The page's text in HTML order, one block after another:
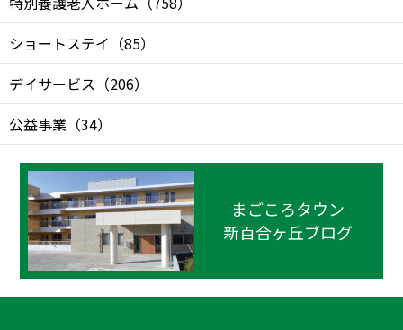
ショートステイ （85）
デイサービス （206）
公益事業 （34）
まごころタウン
新百合ヶ丘ブログ